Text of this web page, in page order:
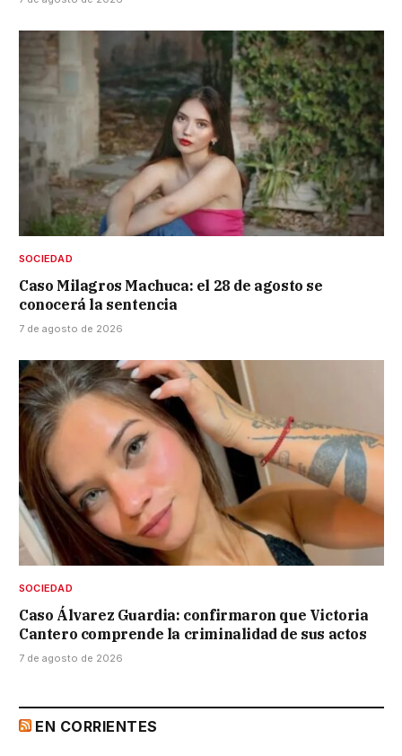
SOCIEDAD
Caso Milagros Machuca: el 28 de agosto se
conocerá la sentencia
7 de agosto de 2026
SOCIEDAD
Caso Álvarez Guardia: confirmaron que Victoria
Cantero comprende la criminalidad de sus actos
7 de agosto de 2026
EN CORRIENTES